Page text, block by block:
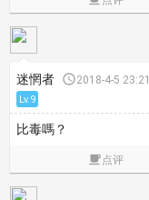
迷惘者 2018-4-5
Lv.9
比毒嗎？
点评